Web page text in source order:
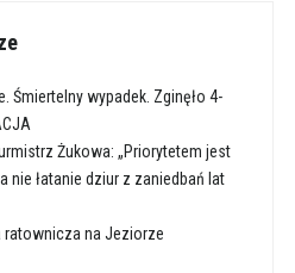
Śmiertelny wypadek. Zginęło 4-
Żukowa: „Priorytetem jest
nie łatanie dziur z zaniedbań lat
ratownicza na Jeziorze